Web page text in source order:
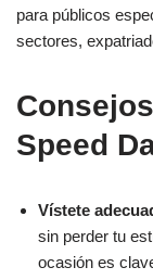
para públicos
sectores,
Speed
Vístete
sin perder tu
ocasión es